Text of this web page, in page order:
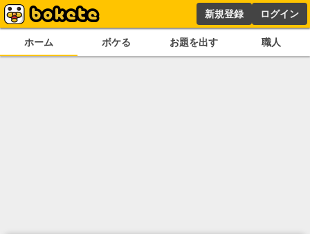
新規登録 ログイン
ホーム ボケる お題を出す 職人